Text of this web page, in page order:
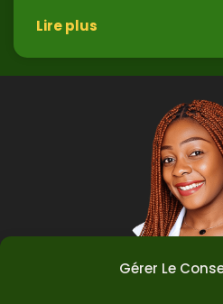
Gérer Le
Lire plus